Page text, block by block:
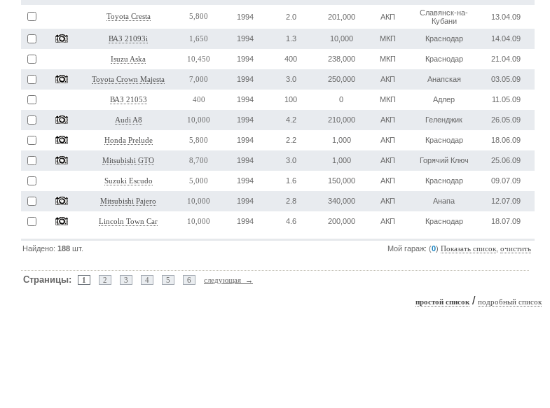
Toyota Cresta 5,800 1994 2.0 201,000 АКП
Славянск-на-
Кубани
13.04.09
ВАЗ 21093i 1,650 1994 1.3 10,000 МКП Краснодар 14.04.09
Isuzu Aska 10,450 1994 400 238,000 МКП Краснодар 21.04.09
Toyota Crown Majesta 7,000 1994 3.0 250,000 АКП Анапская 03.05.09
ВАЗ 21053 400 1994 100 0 МКП Адлер 11.05.09
Audi A8 10,000 1994 4.2 210,000 АКП Геленджик 26.05.09
Honda Prelude 5,800 1994 2.2 1,000 АКП Краснодар 18.06.09
Mitsubishi GTO 8,700 1994 3.0 1,000 АКП Горячий Ключ 25.06.09
Suzuki Escudo 5,000 1994 1.6 150,000 АКП Краснодар 09.07.09
Mitsubishi Pajero 10,000 1994 2.8 340,000 АКП Анапа 12.07.09
Lincoln Town Car 10,000 1994 4.6 200,000 АКП Краснодар 18.07.09
Найдено:188 шт. Мой гараж: (0)Показать список ,очистить
Страницы: 1 2 3 4 5 6 следующая →
простой список /подробный список